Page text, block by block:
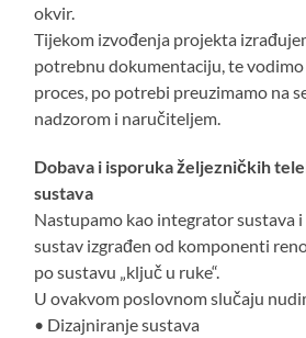
okvir.
Tijekom izvođenja projekta
potrebnu dokumentaciju, te
proces, po potrebi preuzimamo na
nadzorom i naručiteljem.
Dobava i isporuka željezničkih
sustava
Nastupamo kao integrator sustava
sustav izgrađen od komponenti
po sustavu „ključ u ruke“.
U ovakvom poslovnom slučaju
• Dizajniranje sustava